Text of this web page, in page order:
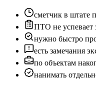
сметчик в штате
ПТО не успевает
нужно быстро
есть замечания
по объектам
нанимать